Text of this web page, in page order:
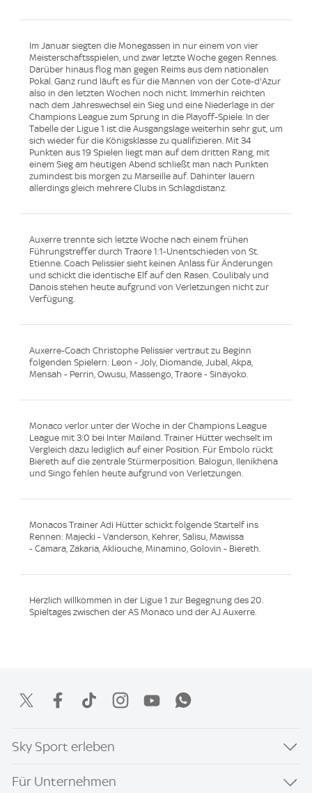
Im Januar siegten die Monegassen in nur einem von vier
Meisterschaftsspielen, und zwar letzte Woche gegen Rennes.
Darüber hinaus flog man gegen Reims aus dem nationalen
Pokal. Ganz rund läuft es für die Mannen von der Cote-d'Azur
also in den letzten Wochen noch nicht. Immerhin reichten
nach dem Jahreswechsel ein Sieg und eine Niederlage in der
Champions League zum Sprung in die Playoff-Spiele. In der
Tabelle der Ligue 1 ist die Ausgangslage weiterhin sehr gut, um
sich wieder für die Königsklasse zu qualifizieren. Mit 34
Punkten aus 19 Spielen liegt man auf dem dritten Rang, mit
einem Sieg am heutigen Abend schließt man nach Punkten
zumindest bis morgen zu Marseille auf. Dahinter lauern
allerdings gleich mehrere Clubs in Schlagdistanz.
Auxerre trennte sich letzte Woche nach einem frühen
Führungstreffer durch Traore 1:1-Unentschieden von St.
Etienne. Coach Pelissier sieht keinen Anlass für Änderungen
und schickt die identische Elf auf den Rasen. Coulibaly und
Danois stehen heute aufgrund von Verletzungen nicht zur
Verfügung.
Auxerre-Coach Christophe Pelissier vertraut zu Beginn
folgenden Spielern: Leon - Joly, Diomande, Jubal, Akpa,
Mensah - Perrin, Owusu, Massengo, Traore - Sinayoko.
Monaco verlor unter der Woche in der Champions League
League mit 3:0 bei Inter Mailand. Trainer Hütter wechselt im
Vergleich dazu lediglich auf einer Position. Für Embolo rückt
Biereth auf die zentrale Stürmerposition. Balogun, Ilenikhena
und Singo fehlen heute aufgrund von Verletzungen.
Monacos Trainer Adi Hütter schickt folgende Startelf ins
Rennen: Majecki - Vanderson, Kehrer, Salisu, Mawissa
- Camara, Zakaria, Akliouche, Minamino, Golovin - Biereth.
Herzlich willkommen in der Ligue 1 zur Begegnung des 20.
Spieltages zwischen der AS Monaco und der AJ Auxerre.
Sky Sport erleben
Für Unternehmen